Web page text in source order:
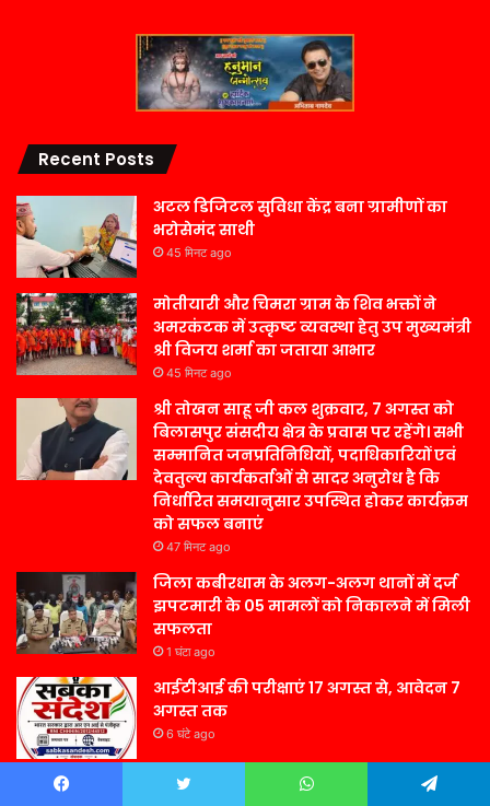
Recent Posts
अटल डिजिटल सुविधा केंद्र बना ग्रामीणों का
भरोसेमंद साथी
45 मिनट ago
मोतीयारी और चिमरा ग्राम के शिव भक्तों ने
अमरकंटक में उत्कृष्ट व्यवस्था हेतु उप मुख्यमंत्री
श्री विजय शर्मा का जताया आभार
45 मिनट ago
श्री तोखन साहू जी कल शुक्रवार, 7 अगस्त को
बिलासपुर संसदीय क्षेत्र के प्रवास पर रहेंगे। सभी
सम्मानित जनप्रतिनिधियों, पदाधिकारियों एवं
देवतुल्य कार्यकर्ताओं से सादर अनुरोध है कि
निर्धारित समयानुसार उपस्थित होकर कार्यक्रम
को सफल बनाएं
47 मिनट ago
जिला कबीरधाम के अलग-अलग थानों में दर्ज
झपटमारी के 05 मामलों को निकालने में मिली
सफलता
1 घंटा ago
आईटीआई की परीक्षाएं 17 अगस्त से, आवेदन 7
अगस्त तक
6 घंटे ago